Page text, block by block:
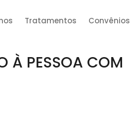
Tratamentos Convênios
À PESSOA COM